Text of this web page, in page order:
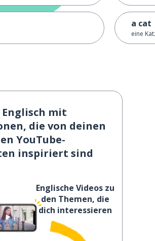
a cat
eine
Englisch mit
die von deinen
YouTube-
inspiriert sind
Englische Videos zu
den Themen, die
dich interessieren